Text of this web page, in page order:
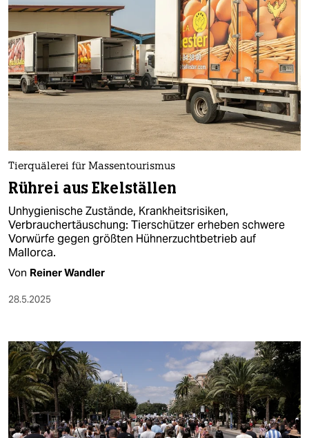
Tierquälerei für Massentourismus
Rührei aus Ekelställen
Unhygienische Zustände, Krankheitsrisiken,
Verbrauchertäuschung: Tierschützer erheben schwere
Vorwürfe gegen größten Hühnerzuchtbetrieb auf
Mallorca.
Von Reiner Wandler
28.5.2025